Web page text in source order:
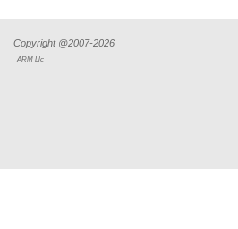
Copyright @2007-2026
ARM Llc